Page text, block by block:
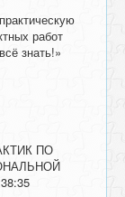
работ
знать!»
ПО